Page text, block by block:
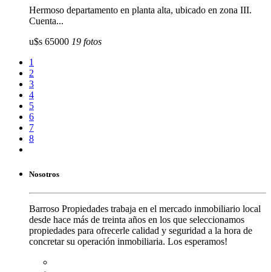
Hermoso departamento en planta alta, ubicado en zona III.
Cuenta...
u$s 65000 19 fotos
1
2
3
4
5
6
7
8
Nosotros
Barroso Propiedades trabaja en el mercado inmobiliario local
desde hace más de treinta años en los que seleccionamos
propiedades para ofrecerle calidad y seguridad a la hora de
concretar su operación inmobiliaria. Los esperamos!